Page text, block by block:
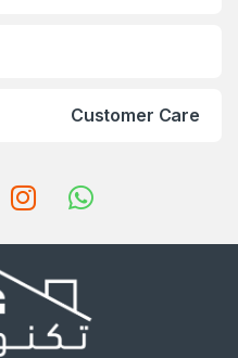
Customer Care